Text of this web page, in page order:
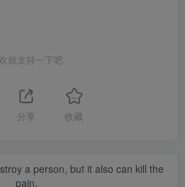
就支持一下吧
分享 收藏
a person, but it also can kill the
pain.